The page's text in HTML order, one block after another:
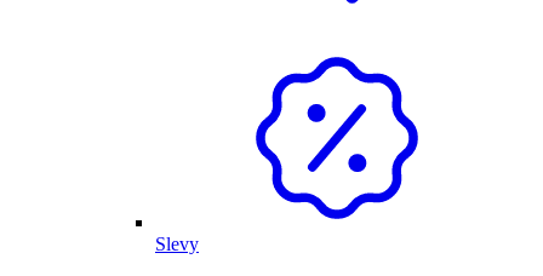
Slevy